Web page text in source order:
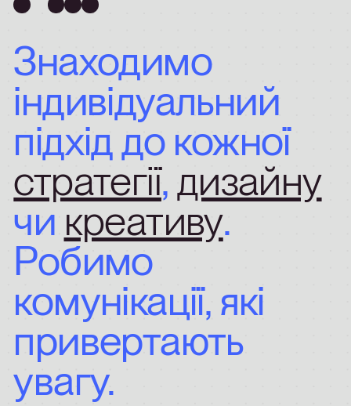
Знаходимо
індивідуальний
підхіддо кожної
стратегії,дизайну
чи креативу.
Робимо
комунікації, які
привертають
увагу.